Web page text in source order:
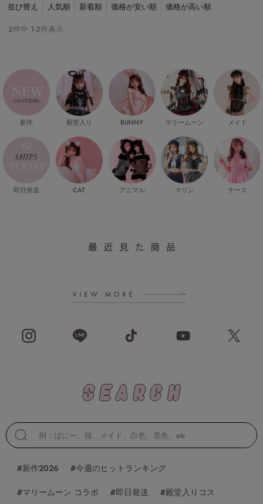
並び替え 人気順 新着順 価格が安い順
価格が高い順
2件中 1-2件表示
新作
即日発送
殿堂入り
CAT
BUNNY
アニマル
マリームーン
マリン
メイド
ナース
#新作2026 #今週のヒットランキング
#マリームーン コラボ #即日発送 #殿堂入りコス